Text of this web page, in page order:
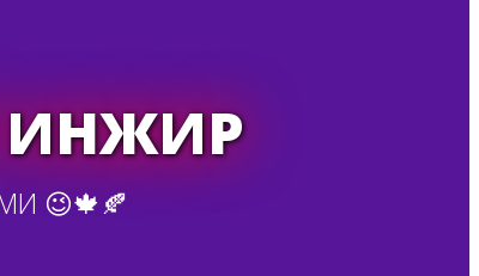
ИНЖИР
😉🍁🍂